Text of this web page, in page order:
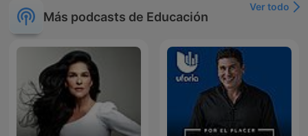
Más podcasts de Educación
Ver todo